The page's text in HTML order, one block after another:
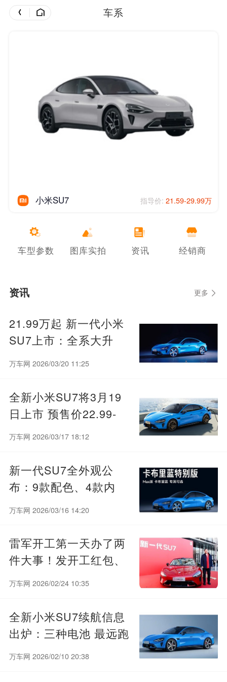
车系
小米SU7 指导价: 21.59-29.99万
车型参数 图库实拍 资讯 经销商
资讯 更多
21.99万起 新一代小米
SU7上市：全系大升
级、继续按着特斯拉
万车网 2026/03/20 11:25
全新小米SU7将3月19
日上市 预售价22.99-
30.99万
万车网 2026/03/17 18:12
新一代SU7全外观公
布：9款配色、4款内
饰、6款轮毂一次性看完
万车网 2026/03/16 14:20
雷军开工第一天办了两
件大事！发开工红包、
公布Dream Car新一代
万车网 2026/02/24 10:35
全新小米SU7续航信息
出炉：三种电池 最远跑
902km
万车网 2026/02/10 20:38